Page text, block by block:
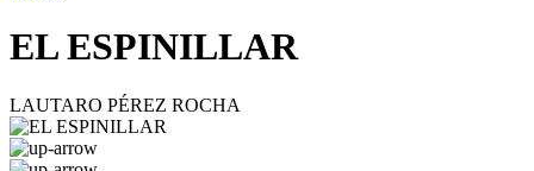
EL ESPINILLAR
LAUTARO PÉREZ ROCHA